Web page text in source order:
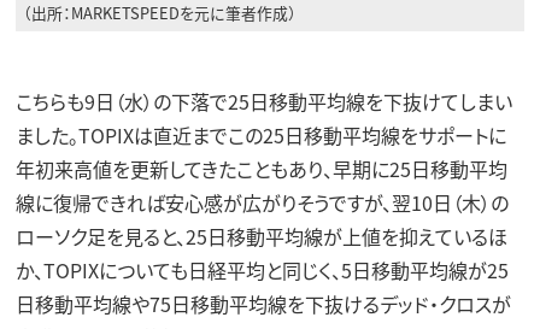
（出所：MARKETSPEEDを元に筆者作成）
こちらも9日（水）の下落で25日移動平均線を下抜けてしまい
ました。TOPIXは直近までこの25日移動平均線をサポートに
年初来高値を更新してきたこともあり、早期に25日移動平均
線に復帰できれば安心感が広がりそうですが、翌10日（木）の
ローソク足を見ると、25日移動平均線が上値を抑えているほ
か、TOPIXについても日経平均と同じく、5日移動平均線が25
日移動平均線や75日移動平均線を下抜けるデッド・クロスが